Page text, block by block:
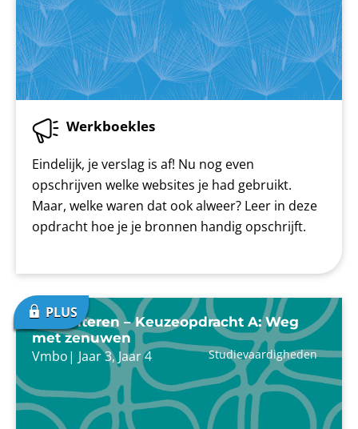
Werkboekles
Eindelijk, je verslag is af! Nu nog even
opschrijven welke websites je had gebruikt.
Maar, welke waren dat ook alweer? Leer in deze
opdracht hoe je je bronnen handig opschrijft.
Presenteren – Keuzeopdracht A: Weg
met zenuwen
Vmbo| Jaar 3,Jaar 4 Studievaardigheden